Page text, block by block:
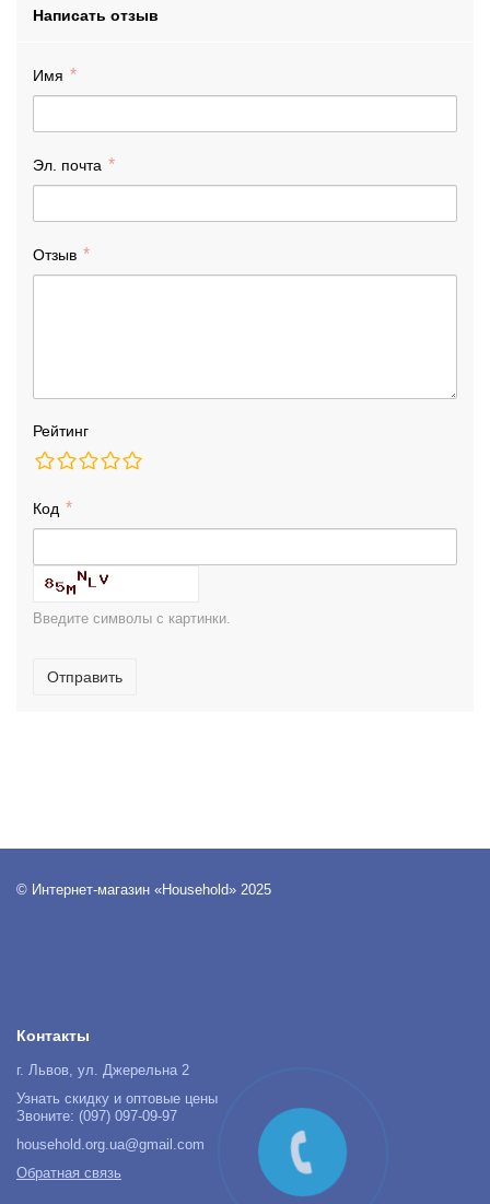
Написать отзыв
Имя
Эл. почта
Отзыв
Рейтинг
Код
Введите символы с картинки.
Отправить
© Интернет-магазин «Household» 2025
Контакты
г. Львов, ул. Джерельна 2
Узнать скидку и оптовые цены
Звоните: (097) 097-09-97
household.org.ua@gmail.com
Обратная связь